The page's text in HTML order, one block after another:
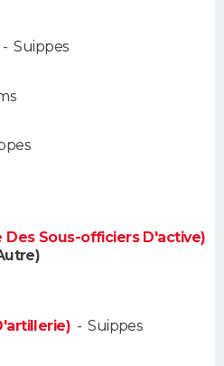
Suippes
Des Sous-officiers D'active)
-Suippes